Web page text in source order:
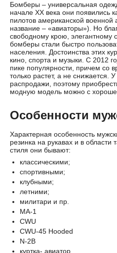
Бомберы – универсальная
начале ХХ века они появились
пилотов американской военной
название – «авиаторы»). Но
свободному крою, элегантному
бомберы стали быстро
населения. Достоинства этих
кино, спорта и музыки. С 2012
пике популярности, причем со
только растет, а не снижается.
распродажи, поэтому
модную модель можно с
Особенности
Характерная особенность
резинка на рукавах и в области
стиля они бывают:
классическими;
спортивными;
клубными;
летними;
милитари и пр.
MA-1
CWU
CWU-45 Hooded
N-2B
куртка- авиатор